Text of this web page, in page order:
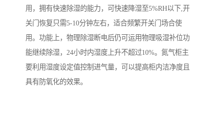
用，拥有快速除湿的能力，可快速降湿至5%RH以下,开
关门恢复只需5-10分钟左右，适合频繁开关门场合使
用。功能上，物理除湿断电后仍可运用物理吸湿补位功
能继续除湿，24小时内湿度上升不超过10%。氮气柜主
要利用湿度设定值控制进气量，可以提高柜内洁净度且
具有防氧化的效果。